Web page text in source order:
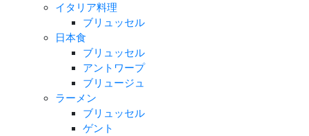
イタリア料理
ブリュッセル
日本食
ブリュッセル
アントワープ
ブリュージュ
ラーメン
ブリュッセル
ゲント